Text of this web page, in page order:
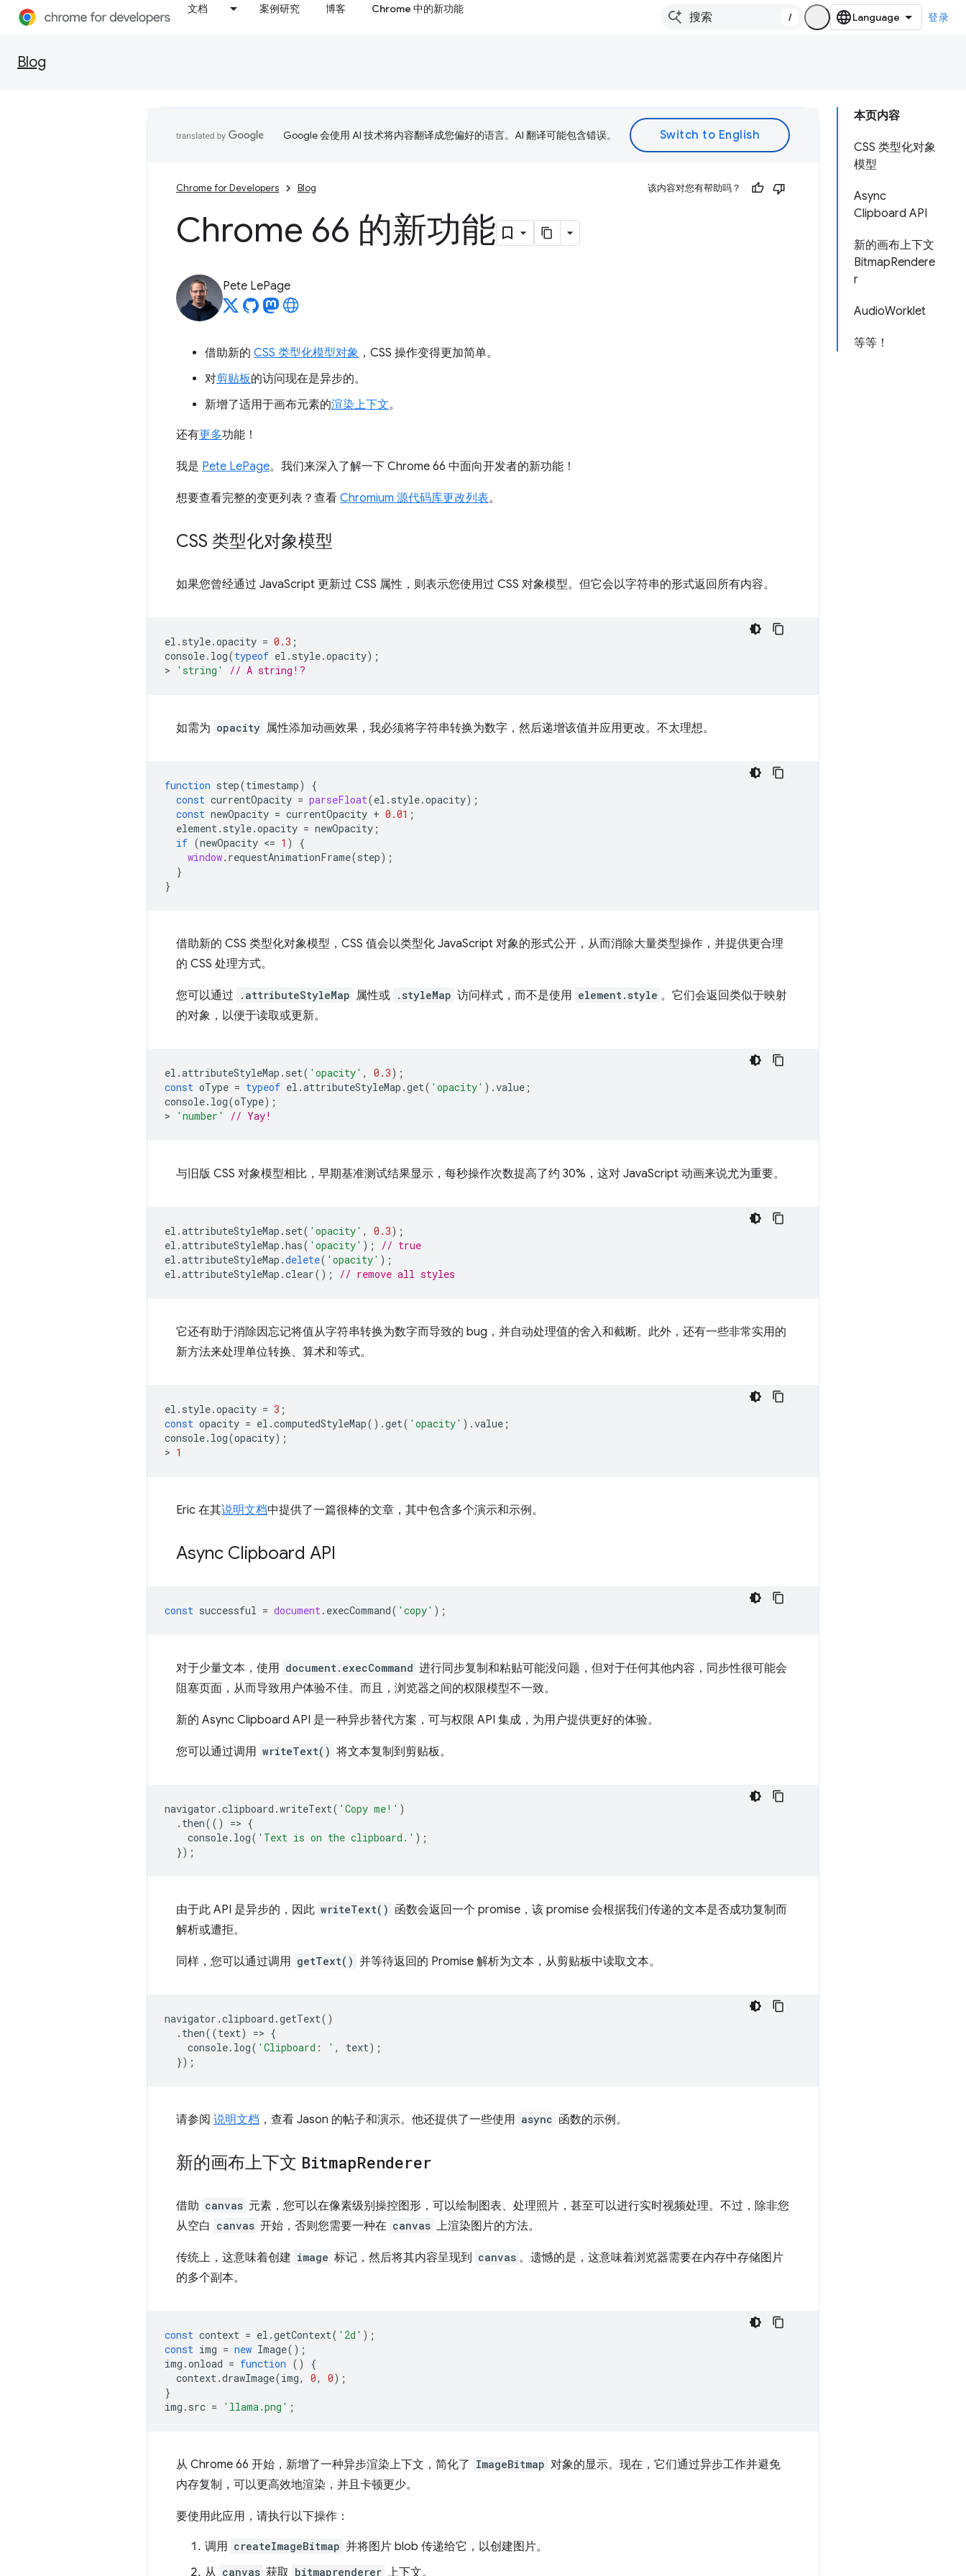
文档 案例研究 博客 Chrome 中的新功能
/ 登录
Blog
本页内容
CSS 类型化对象
模型
Async
Clipboard API
新的画布上下文
BitmapRendere
r
AudioWorklet
等等！
Google 会使用 AI 技术将内容翻译成您偏好的语言。AI 翻译可能包含错误。
Chrome for Developers Blog 该内容对您有帮助吗？
Chrome 66 的新功能
Pete LePage
借助新的 CSS 类型化模型对象 ，CSS 操作变得更加简单。
对剪贴板的访问现在是异步的。
新增了适用于画布元素的渲染上下文。
还有更多功能！
我是 Pete LePage。我们来深入了解一下 Chrome 66 中面向开发者的新功能！
想要查看完整的变更列表？查看 Chromium 源代码库更改列表。
CSS 类型化对象模型
如果您曾经通过 JavaScript 更新过 CSS 属性，则表示您使用过 CSS 对象模型。但它会以字符串的形式返回所有内容。
el . style.opacity = 0.3 ;
console. log(typeof el . style.opacity);
>
'string' // A string!?
如需为 opacity 属性添加动画效果，我必须将字符串转换为数字，然后递增该值并应用更改。不太理想。
function step(timestamp)
{
const currentOpacity = parseFloat(el . style.opacity);
const newOpacity = currentOpacity + 0.01 ;
element. style.opacity = newOpacity ;
if (newOpacity <= 1 )
{
window. requestAnimationFrame(step);
}
}
借助新的 CSS 类型化对象模型，CSS 值会以类型化 JavaScript 对象的形式公开，从而消除大量类型操作，并提供更合理
的 CSS 处理方式。
您可以通过 .attributeStyleMap 属性或 .styleMap 访问样式，而不是使用 element.style 。它们会返回类似于映射
的对象，以便于读取或更新。
el .attributeStyleMap . set( 'opacity' , 0.3);
const oType = typeof el .attributeStyleMap .get( 'opacity' ).value ;
console. log(oType);
>
'number' // Yay!
与旧版 CSS 对象模型相比，早期基准测试结果显示，每秒操作次数提高了约 30%，这对 JavaScript 动画来说尤为重要。
el .attributeStyleMap . set( 'opacity' , 0.3);
el .attributeStyleMap .has( 'opacity' );
// true
el .attributeStyleMap .delete( 'opacity' );
el .attributeStyleMap .clear(); // remove all styles
它还有助于消除因忘记将值从字符串转换为数字而导致的 bug，并自动处理值的舍入和截断。此外，还有一些非常实用的
新方法来处理单位转换、算术和等式。
el . style.opacity = 3 ;
const opacity = el .computedStyleMap().get( 'opacity' ).value ;
console. log(opacity);
> 1
Eric 在其说明文档中提供了一篇很棒的文章，其中包含多个演示和示例。
Async Clipboard API
const successful = document. execCommand( 'copy' );
对于少量文本，使用 document.execCommand 进行同步复制和粘贴可能没问题，但对于任何其他内容，同步性很可能会
阻塞页面，从而导致用户体验不佳。而且，浏览器之间的权限模型不一致。
新的 Async Clipboard API 是一种异步替代方案，可与权限 API 集成，为用户提供更好的体验。
您可以通过调用 writeText() 将文本复制到剪贴板。
navigator .clipboard .writeText( 'Copy me!' )
. then(() => {
console. log( 'Text is on the clipboard.' );
});
由于此 API 是异步的，因此 writeText() 函数会返回一个 promise，该 promise 会根据我们传递的文本是否成功复制而
解析或遭拒。
同样，您可以通过调用 getText() 并等待返回的 Promise 解析为文本，从剪贴板中读取文本。
navigator .clipboard .getText()
. then((text) => {
console. log( 'Clipboard: ' , text);
});
请参阅 说明文档 ，查看 Jason 的帖子和演示。他还提供了一些使用 async 函数的示例。
新的画布上下文 BitmapRenderer
借助 canvas 元素，您可以在像素级别操控图形，可以绘制图表、处理照片，甚至可以进行实时视频处理。不过，除非您
从空白 canvas 开始，否则您需要一种在 canvas 上渲染图片的方法。
传统上，这意味着创建 image 标记，然后将其内容呈现到 canvas 。遗憾的是，这意味着浏览器需要在内存中存储图片
的多个副本。
const context = el .getContext( '2d' );
const img = new Image();
img .onload = function ()
{
context.drawImage(img, 0, 0);
}
img . src = 'llama.png' ;
从 Chrome 66 开始，新增了一种异步渲染上下文，简化了 ImageBitmap 对象的显示。现在，它们通过异步工作并避免
内存复制，可以更高效地渲染，并且卡顿更少。
要使用此应用，请执行以下操作：
调用 createImageBitmap 并将图片 blob 传递给它，以创建图片。
从 canvas 获取 bitmaprenderer 上下文。